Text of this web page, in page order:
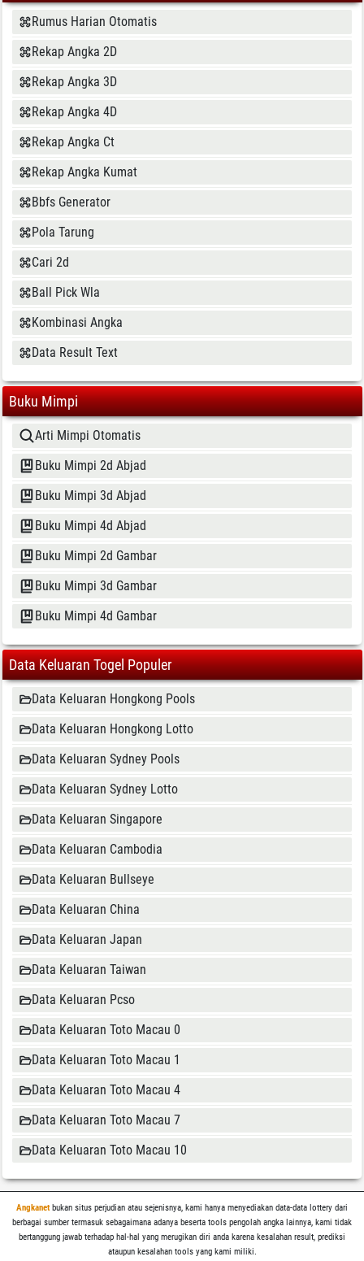
Rumus Harian Otomatis
Rekap Angka 2D
Rekap Angka 3D
Rekap Angka 4D
Rekap Angka Ct
Rekap Angka Kumat
Bbfs Generator
Pola Tarung
Cari 2d
Ball Pick Wla
Kombinasi Angka
Data Result Text
Buku Mimpi
Arti Mimpi Otomatis
Buku Mimpi 2d Abjad
Buku Mimpi 3d Abjad
Buku Mimpi 4d Abjad
Buku Mimpi 2d Gambar
Buku Mimpi 3d Gambar
Buku Mimpi 4d Gambar
Data Keluaran Togel Populer
Data Keluaran Hongkong Pools
Data Keluaran Hongkong Lotto
Data Keluaran Sydney Pools
Data Keluaran Sydney Lotto
Data Keluaran Singapore
Data Keluaran Cambodia
Data Keluaran Bullseye
Data Keluaran China
Data Keluaran Japan
Data Keluaran Taiwan
Data Keluaran Pcso
Data Keluaran Toto Macau 0
Data Keluaran Toto Macau 1
Data Keluaran Toto Macau 4
Data Keluaran Toto Macau 7
Data Keluaran Toto Macau 10
Angkanetbukan situs perjudian atau sejenisnya, kami hanya menyediakan data-data lottery dari
berbagai sumber termasuk sebagaimana adanya beserta tools pengolah angka lainnya, kami tidak
bertanggung jawab terhadap hal-hal yang merugikan diri anda karena kesalahan result, prediksi
ataupun kesalahan tools yang kami miliki.